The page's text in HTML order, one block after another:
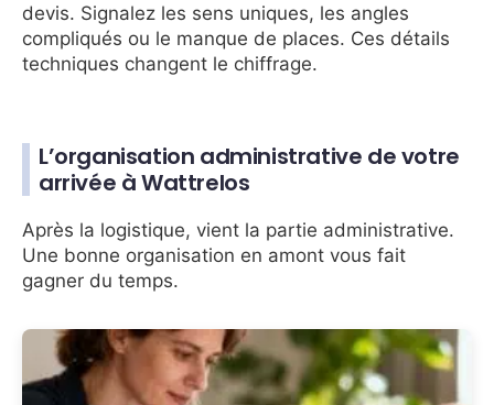
devis. Signalez les sens uniques, les angles
compliqués ou le manque de places. Ces détails
techniques changent le chiffrage.
L’organisation administrative de votre
arrivée à Wattrelos
Après la logistique, vient la partie administrative.
Une bonne organisation en amont vous fait
gagner du temps.